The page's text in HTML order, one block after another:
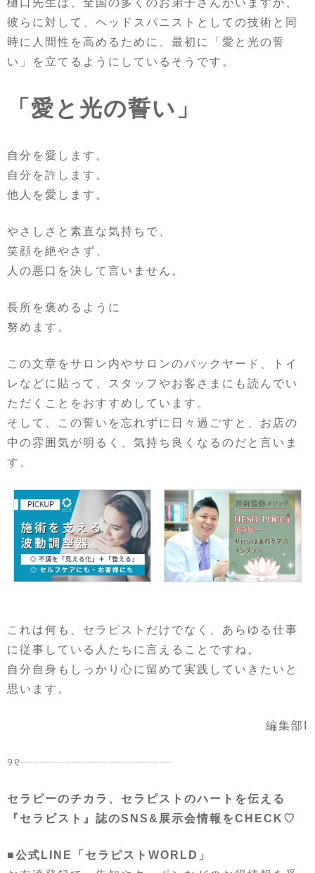
彼らに対して、ヘッドスパニストとしての技術と同
時に人間性を高めるために、最初に「愛と光の誓
い」を立てるようにしているそうです。
「愛と光の誓い」
自分を愛します。
自分を許します。
他人を愛します。
やさしさと素直な気持ちで、
笑顔を絶やさず、
人の悪口を決して言いません。
長所を褒めるように
努めます。
この文章をサロン内やサロンのバックヤード、トイ
レなどに貼って、スタッフやお客さまにも読んでい
ただくことをおすすめしています。
そして、この誓いを忘れずに日々過ごすと、お店の
中の雰囲気が明るく、気持ち良くなるのだと言いま
す。
これは何も、セラピストだけでなく、あらゆる仕事
に従事している人たちに言えることですね。
自分自身もしっかり心に留めて実践していきたいと
思います。
編集部I
୨୧┈┈┈┈┈┈┈┈┈┈┈┈
セラピーのチカラ、セラピストのハートを伝える
『セラピスト』誌のSNS&展示会情報をCHECK♡
■公式LINE「セラピストWORLD」